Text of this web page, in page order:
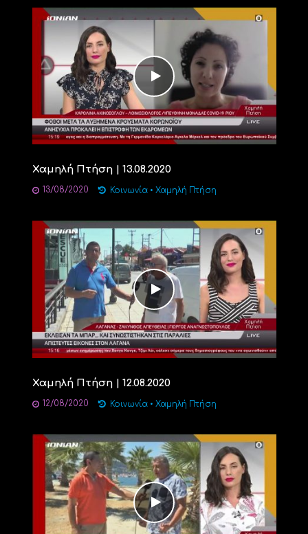
Χαμηλή Πτήση | 13.08.2020
13/08/2020 Κοινωνία • Χαμηλή Πτήση
Χαμηλή Πτήση | 12.08.2020
12/08/2020 Κοινωνία • Χαμηλή Πτήση